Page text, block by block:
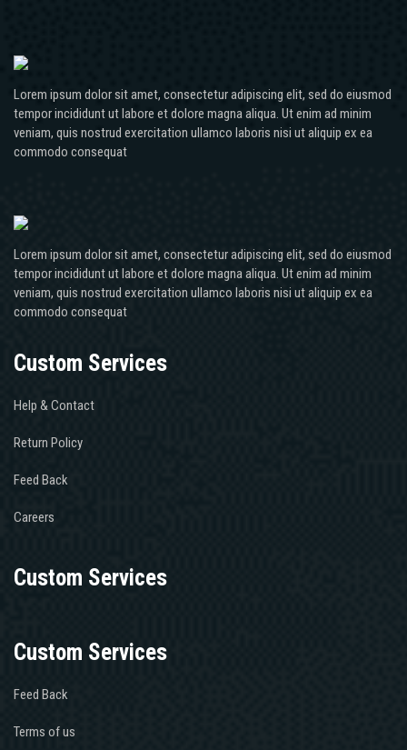
Lorem ipsum dolor sit amet, consectetur adipiscing elit, sed do eiusmod
tempor incididunt ut labore et dolore magna aliqua. Ut enim ad minim
veniam, quis nostrud exercitation ullamco laboris nisi ut aliquip ex ea
commodo consequat
Lorem ipsum dolor sit amet, consectetur adipiscing elit, sed do eiusmod
tempor incididunt ut labore et dolore magna aliqua. Ut enim ad minim
veniam, quis nostrud exercitation ullamco laboris nisi ut aliquip ex ea
commodo consequat
Custom Services
Help & Contact
Return Policy
Feed Back
Careers
Custom Services
Custom Services
Feed Back
Terms of us